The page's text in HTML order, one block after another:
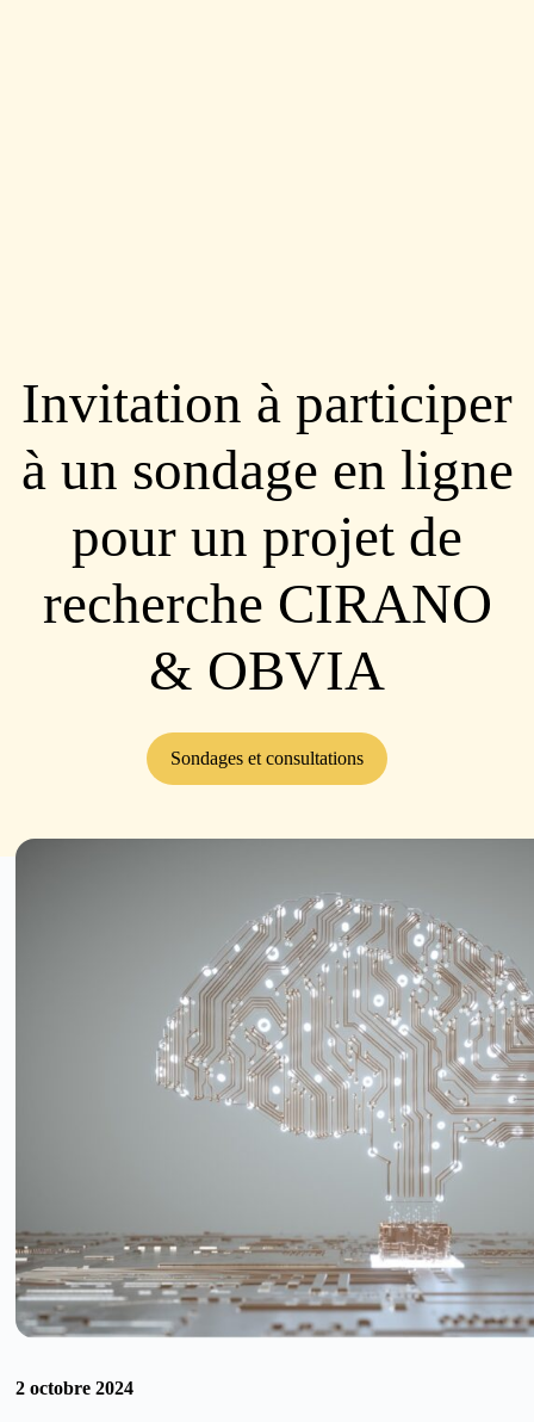
Invitation à participer
à un sondage en ligne
pour un projet de
recherche CIRANO
& OBVIA
Sondages et consultations
2 octobre 2024